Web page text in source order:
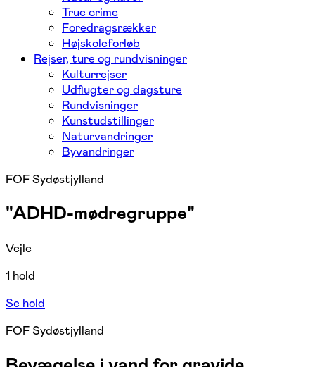
True crime
Foredragsrækker
Højskoleforløb
Rejser, ture og rundvisninger
Kulturrejser
Udflugter og dagsture
Rundvisninger
Kunstudstillinger
Naturvandringer
Byvandringer
FOF Sydøstjylland
"ADHD-mødregruppe"
Vejle
1 hold
Se hold
FOF Sydøstjylland